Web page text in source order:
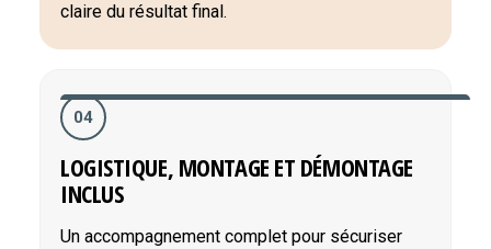
claire du résultat final.
04
LOGISTIQUE, MONTAGE ET DÉMONTAGE
INCLUS
Un accompagnement complet pour sécuriser